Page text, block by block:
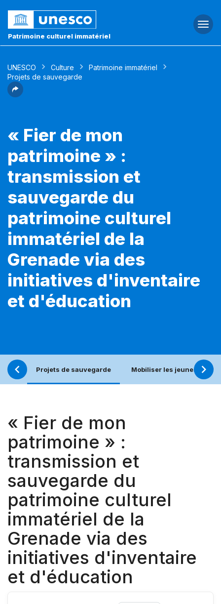
Patrimoine culturel immatériel
UNESCO Culture
Patrimoine immatériel
Projets de sauvegarde
« Fier de mon
patrimoine » :
transmission et
sauvegarde du
patrimoine culturel
immatériel de la
Grenade via des
initiatives d'inventaire
et d'éducation
Projets de sauvegarde Mobiliser les jeunes pour
« Fier de mon
patrimoine » :
transmission et
sauvegarde du
patrimoine culturel
immatériel de la
Grenade via des
initiatives d'inventaire
et d'éducation